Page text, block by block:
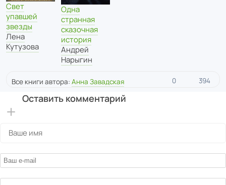
Свет
упавшей
звезды
Лена
Кутузова
Одна
странная
сказочная
история
Андрей
Нарыгин
Все книги автора: Анна Завадская 0 394
Оставить комментарий